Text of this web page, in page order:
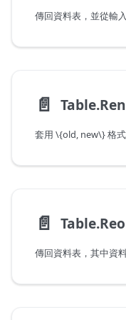
📄️
套用 \{old, new\} 格式
📄️
傳回資料表，其中資